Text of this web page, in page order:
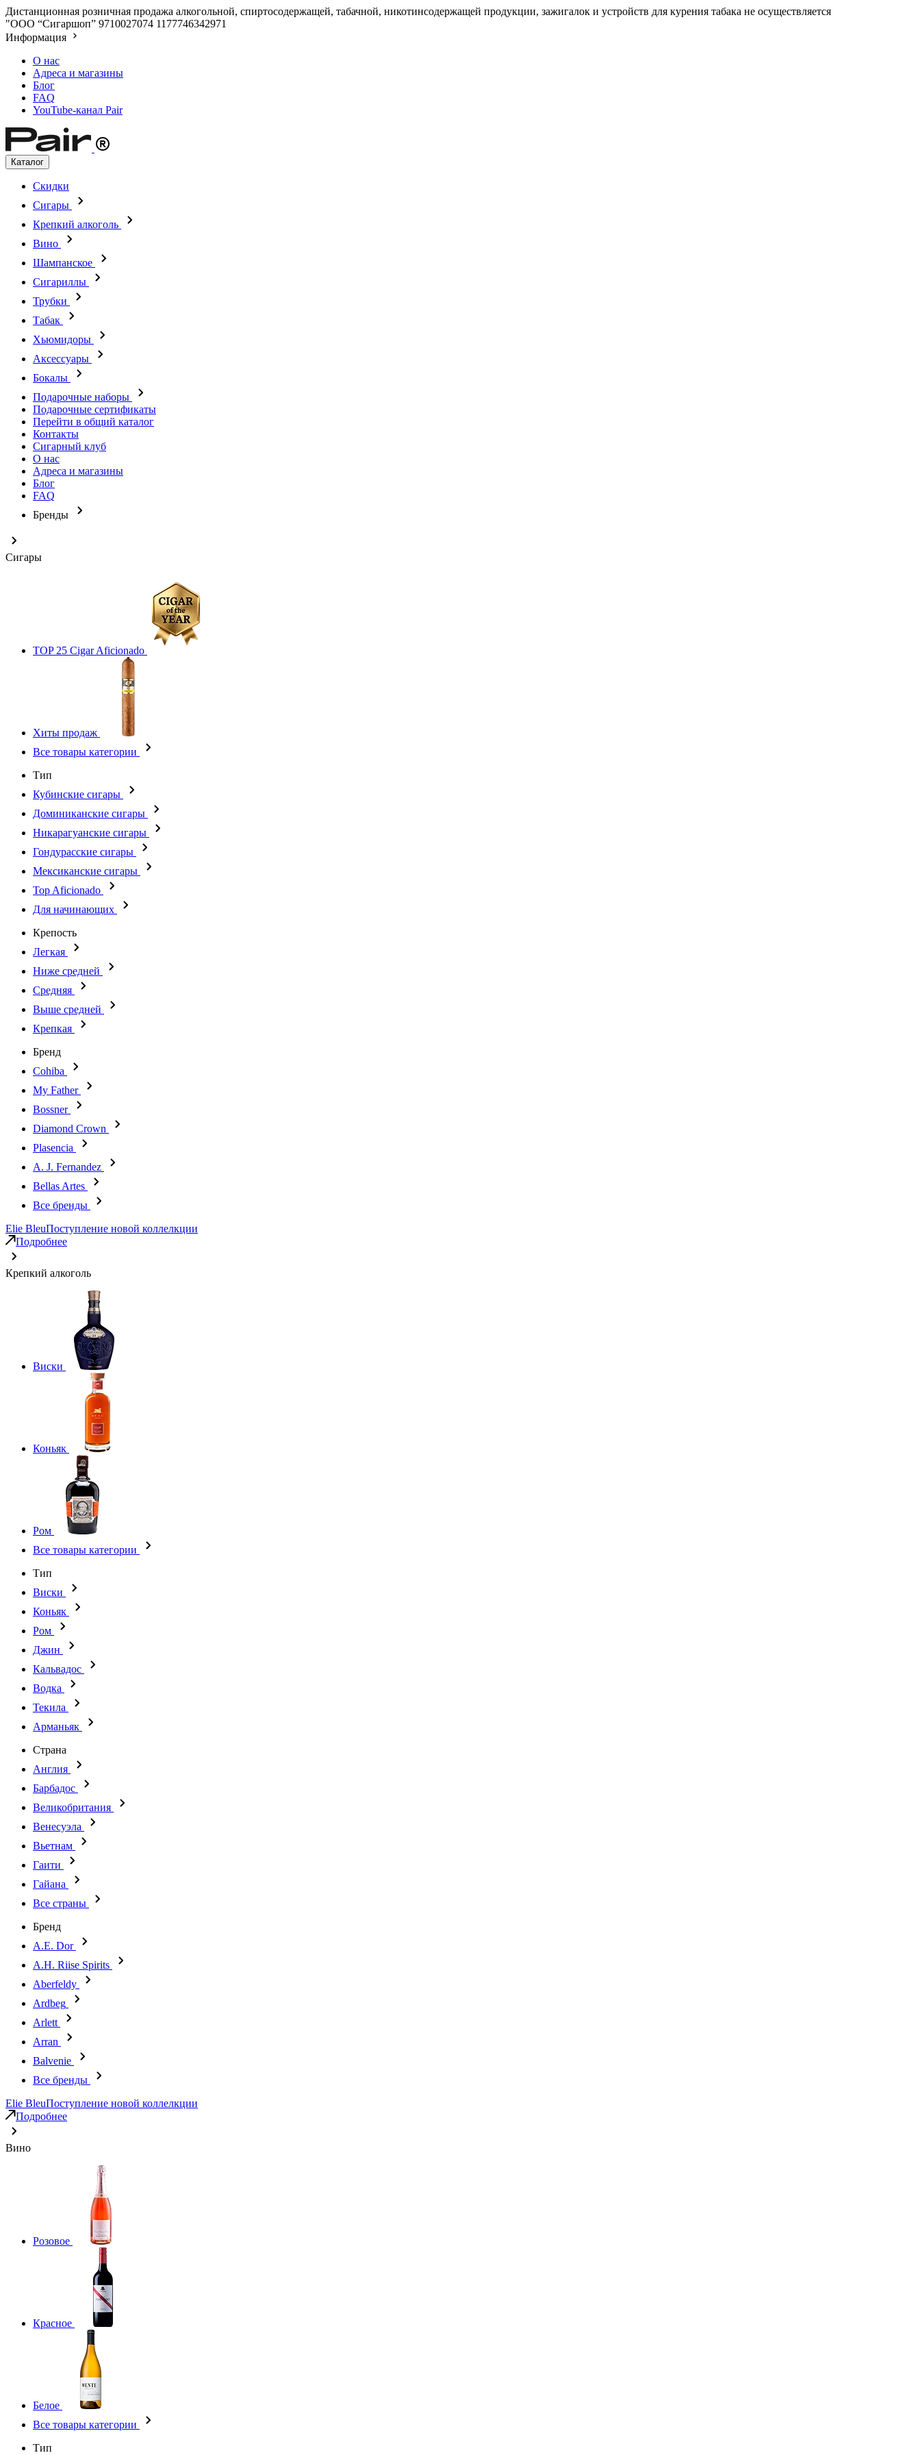
Дистанционная розничная продажа алкогольной, спиртосодержащей, табачной, никотинсодержащей продукции, зажигалок и устройств для курения табака не осуществляется
"ООО “Сигаршоп” 9710027074 1177746342971
Информация
О нас
Адреса и магазины
Блог
FAQ
YouTube-канал Pair
Каталог
Скидки
Сигары
Крепкий алкоголь
Вино
Шампанское
Сигариллы
Трубки
Табак
Хьюмидоры
Аксессуары
Бокалы
Подарочные наборы
Подарочные сертификаты
Перейти в общий каталог
Контакты
Сигарный клуб
О нас
Адреса и магазины
Блог
FAQ
Бренды
Сигары
TOP 25 Cigar Aficionado
Хиты продаж
Все товары категории
Тип
Кубинские сигары
Доминиканские сигары
Никарагуанские сигары
Гондурасские сигары
Мексиканские сигары
Top Aficionado
Для начинающих
Крепость
Легкая
Ниже средней
Средняя
Выше средней
Крепкая
Бренд
Cohiba
My Father
Bossner
Diamond Crown
Plasencia
A. J. Fernandez
Bellas Artes
Все бренды
Elie BleuПоступление новой коллелкции
Подробнее
Крепкий алкоголь
Виски
Коньяк
Ром
Все товары категории
Тип
Виски
Коньяк
Ром
Джин
Кальвадос
Водка
Текила
Арманьяк
Страна
Англия
Барбадос
Великобритания
Венесуэла
Вьетнам
Гаити
Гайана
Все страны
Бренд
A.E. Dor
A.H. Riise Spirits
Aberfeldy
Ardbeg
Arlett
Arran
Balvenie
Все бренды
Elie BleuПоступление новой коллелкции
Подробнее
Вино
Розовое
Красное
Белое
Все товары категории
Тип